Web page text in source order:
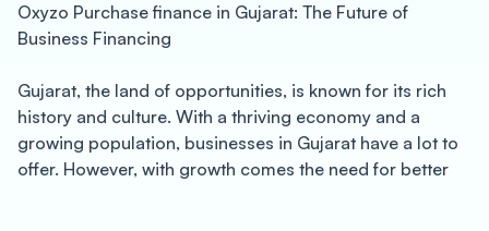
Oxyzo Purchase finance in Gujarat: The Future of
Business Financing
Gujarat, the land of opportunities, is known for its rich
history and culture. With a thriving economy and a
growing population, businesses in Gujarat have a lot to
offer. However, with growth comes the need for better